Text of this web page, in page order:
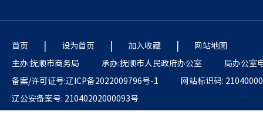
首页 | 设为首页 | 加入收藏 |
网站地图
主办:抚顺市商务局
承办:抚顺市人民政府办公室
局办公室
备案/许可证号:辽ICP备2022009796号-1
网站标识码:
辽公安备案号: 21040202000093号